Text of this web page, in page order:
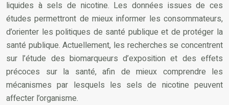
liquides à sels de nicotine. Les données issues de ces
études permettront de mieux informer les consommateurs,
d’orienter les politiques de santé publique et de protéger la
santé publique. Actuellement, les recherches se concentrent
sur l’étude des biomarqueurs d’exposition et des effets
précoces sur la santé, afin de mieux comprendre les
mécanismes par lesquels les sels de nicotine peuvent
affecter l’organisme.